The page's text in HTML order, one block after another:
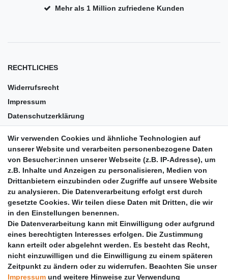
Mehr als 1 Million zufriedene Kunden
RECHTLICHES
Widerrufsrecht
Impressum
Datenschutzerklärung
Barrierefreiheit
Anleitungen
Vertrag widerrufen
PARTNER
DHL
GLS
PaketPLUS
Wir verwenden Cookies und ähnliche Technologien auf
unserer Website und verarbeiten personenbezogene Daten
von Besucher:innen unserer Webseite (z.B. IP-Adresse), um
z.B. Inhalte und Anzeigen zu personalisieren, Medien von
Drittanbietern einzubinden oder Zugriffe auf unsere Website
zu analysieren. Die Datenverarbeitung erfolgt erst durch
gesetzte Cookies. Wir teilen diese Daten mit Dritten, die wir
in den Einstellungen benennen.
Die Datenverarbeitung kann mit Einwilligung oder aufgrund
eines berechtigten Interesses erfolgen. Die Zustimmung
kann erteilt oder abgelehnt werden. Es besteht das Recht,
nicht einzuwilligen und die Einwilligung zu einem späteren
Zeitpunkt zu ändern oder zu widerrufen. Beachten Sie unser
Impressum und weitere Hinweise zur Verwendung